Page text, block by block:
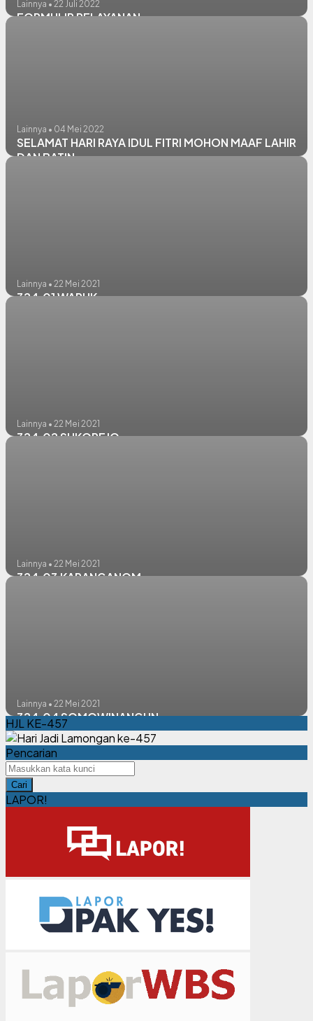
Lainnya • 22 Juli 2022
FORMULIR PELAYANAN
Lainnya • 04 Mei 2022
SELAMAT HARI RAYA IDUL FITRI MOHON MAAF LAHIR
DAN BATIN
Lainnya • 22 Mei 2021
324.01 WARUK
Lainnya • 22 Mei 2021
324.02 SUKOREJO
Lainnya • 22 Mei 2021
324.03 KARANGANOM
Lainnya • 22 Mei 2021
324.04 SOMOWINANGUN
HJL KE-457
Pencarian
Cari
LAPOR!